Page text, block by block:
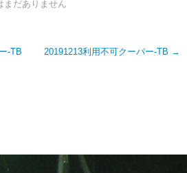
まだありません
-TB 20191213利用不可クーバー-TB →